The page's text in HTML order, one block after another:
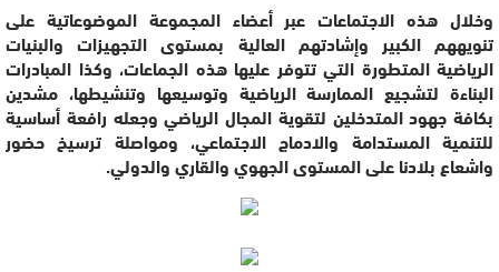
وخلال هذه الاجتماعات عبر أعضاء المجموعة الموضوعاتية على
تنويههم الكبير وإشادتهم العالية بمستوى التجهيزات والبنيات
الرياضية المتطورة التي تتوفر عليها هذه الجماعات، وكذا المبادرات
البناءة لتشجيع الممارسة الرياضية وتوسيعها وتنشيطها، مشدين
بكافة جهود المتدخلين لتقوية المجال الرياضي وجعله رافعة أساسية
للتنمية المستدامة والادماج الاجتماعي، ومواصلة ترسيخ حضور
واشعاع بلادنا على المستوى الجهوي والقاري والدولي.